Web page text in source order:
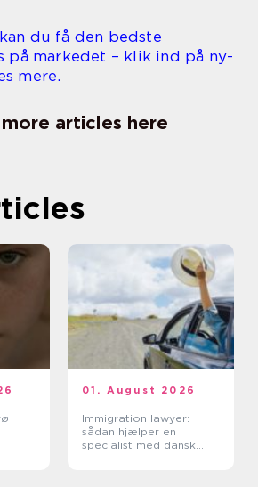
du få den bedste
på markedet – klik ind på ny-
mere.
more articles here
01. August 2026
Immigration lawyer:
sådan hjælper en
specialist med dansk